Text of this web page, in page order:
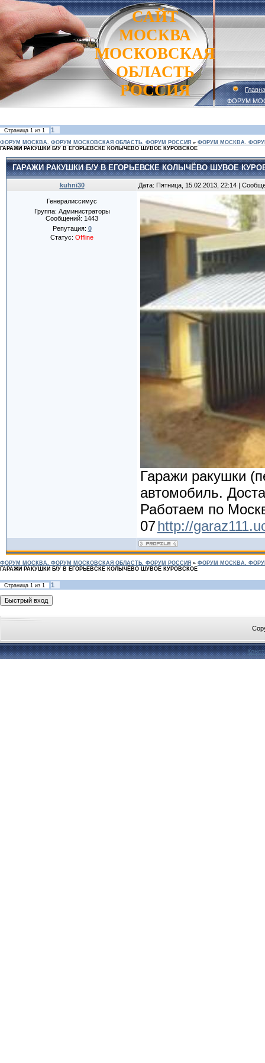
САЙТ
МОСКВА
МОСКОВСКАЯ
ОБЛАСТЬ
РОССИЯ
ФОРУМ
Страница 1 из 1 1
ФОРУМ МОСКВА. ФОРУМ МОСКОВСКАЯ ОБЛАСТЬ. ФОРУМ РОССИЯ » ФОРУМ МОСКВА.
ГАРАЖИ РАКУШКИ Б/У В ЕГОРЬЕВСКЕ КОЛЫЧЁВО ШУВОЕ КУРОВСКОЕ
ГАРАЖИ РАКУШКИ Б/У В ЕГОРЬЕВСКЕ КОЛЫЧЁВО ШУВОЕ
kuhni30 Дата: Пятница, 15.02.2013, 22:14 |
Генералиссимус
Группа: Администраторы
Сообщений: 1443
Репутация: 0
Статус: Offline
Гаражи ракушки
автомобиль.
Работаем по
07http://
ФОРУМ МОСКВА. ФОРУМ МОСКОВСКАЯ ОБЛАСТЬ. ФОРУМ РОССИЯ » ФОРУМ МОСКВА.
ГАРАЖИ РАКУШКИ Б/У В ЕГОРЬЕВСКЕ КОЛЫЧЁВО ШУВОЕ КУРОВСКОЕ
Страница 1 из 1 1